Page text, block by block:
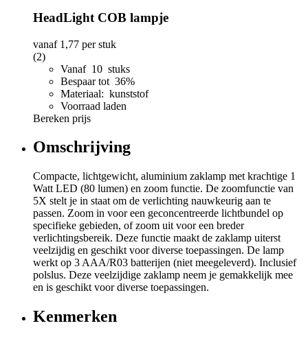
HeadLight COB lampje
vanaf 1,77 per stuk
(2)
Vanaf 10 stuks
Bespaar tot 36%
Materiaal: kunststof
Voorraad laden
Bereken prijs
Omschrijving
Compacte, lichtgewicht, aluminium zaklamp met krachtige 1
Watt LED (80 lumen) en zoom functie. De zoomfunctie van
5X stelt je in staat om de verlichting nauwkeurig aan te
passen. Zoom in voor een geconcentreerde lichtbundel op
specifieke gebieden, of zoom uit voor een breder
verlichtingsbereik. Deze functie maakt de zaklamp uiterst
veelzijdig en geschikt voor diverse toepassingen. De lamp
werkt op 3 AAA/R03 batterijen (niet meegeleverd). Inclusief
polslus. Deze veelzijdige zaklamp neem je gemakkelijk mee
en is geschikt voor diverse toepassingen.
Kenmerken